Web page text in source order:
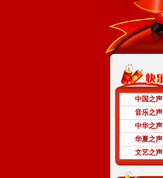
中国之声
音乐之声
中华之声
华夏之声
文艺之声